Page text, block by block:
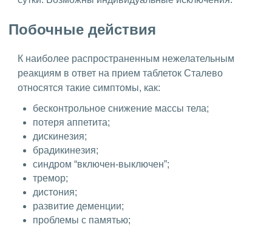
Побочные действия
К наиболее распространенным нежелательным
реакциям в ответ на прием таблеток Сталево
относятся такие симптомы, как:
бесконтрольное снижение массы тела;
потеря аппетита;
дискинезия;
брадикинезия;
синдром “включен-выключен”;
тремор;
дистония;
развитие деменции;
проблемы с памятью;